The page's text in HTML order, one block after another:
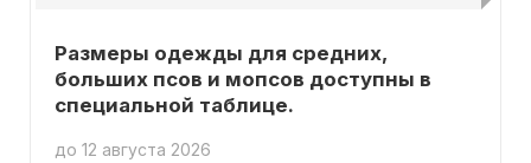
Размеры одежды для средних,
больших псов и мопсов доступны в
специальной таблице.
до 12 августа 2026